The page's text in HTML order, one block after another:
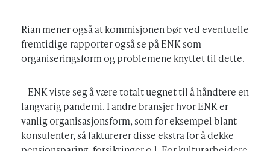
Rian mener også at kommisjonen bør ved eventuelle
fremtidige rapporter også se på ENK som
organiseringsform og problemene knyttet til dette.
– ENK viste seg å være totalt uegnet til å håndtere en
langvarig pandemi. I andre bransjer hvor ENK er
vanlig organisasjonsform, som for eksempel blant
konsulenter, så fakturerer disse ekstra for å dekke